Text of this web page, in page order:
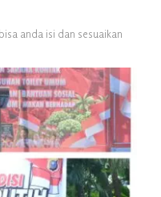
anda isi dan sesuaikan